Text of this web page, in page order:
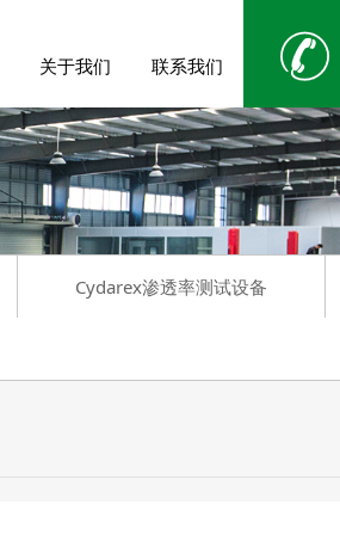
关于我们 联系我们
Cydarex渗透率测试设备